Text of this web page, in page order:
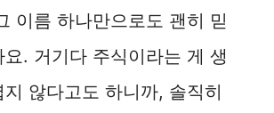
이름 하나만으로도 괜히 믿
요. 거기다 주식이라는 게 생
않다고도 하니까, 솔직히